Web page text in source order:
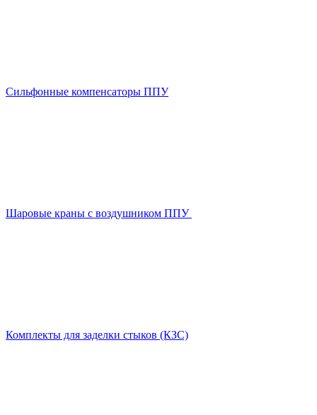
Сильфонные компенсаторы ППУ
Шаровые краны с воздушником ППУ
Комплекты для заделки стыков (КЗС)